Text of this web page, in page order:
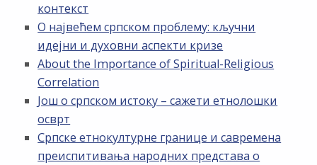
контекст
О највећем српском проблему: кључни
идејни и духовни аспекти кризе
About the Importance of Spiritual-Religious
Correlation
Још о српском истоку – сажети етнолошки
осврт
Српске етнокултурне границе и савремена
преиспитивања народних представа о